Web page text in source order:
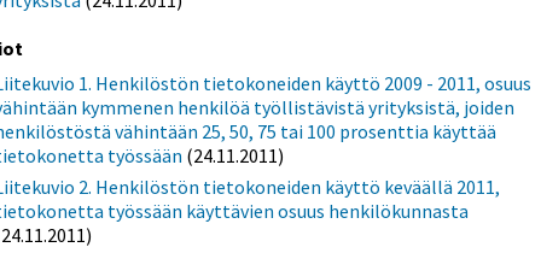
1. Henkilöstön tietokoneiden käyttö 2009 - 2011, osuus
kymmenen henkilöä työllistävistä yrityksistä, joiden
vähintään 25, 50, 75 tai 100 prosenttia käyttää
työssään (24.11.2011)
2. Henkilöstön tietokoneiden käyttö keväällä 2011,
työssään käyttävien osuus henkilökunnasta